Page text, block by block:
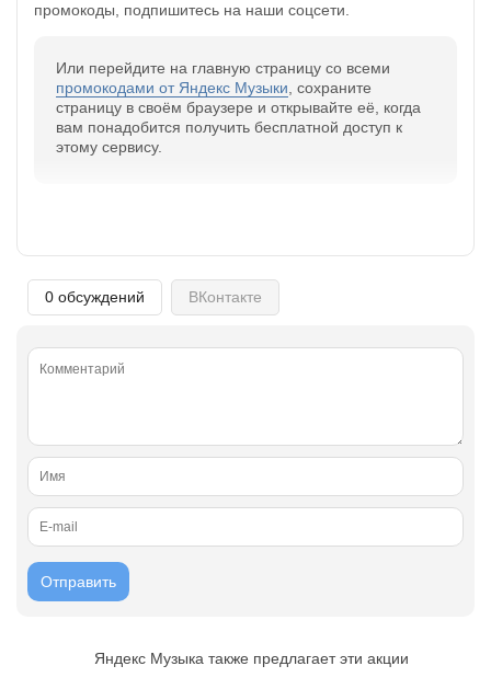
промокоды, подпишитесь на наши соцсети.
Или перейдите на главную страницу со всеми
промокодами от Яндекс Музыки , сохраните
страницу в своём браузере и открывайте её, когда
вам понадобится получить бесплатной доступ к
этому сервису.
0 обсуждений ВКонтакте
Яндекс Музыка также предлагает эти акции